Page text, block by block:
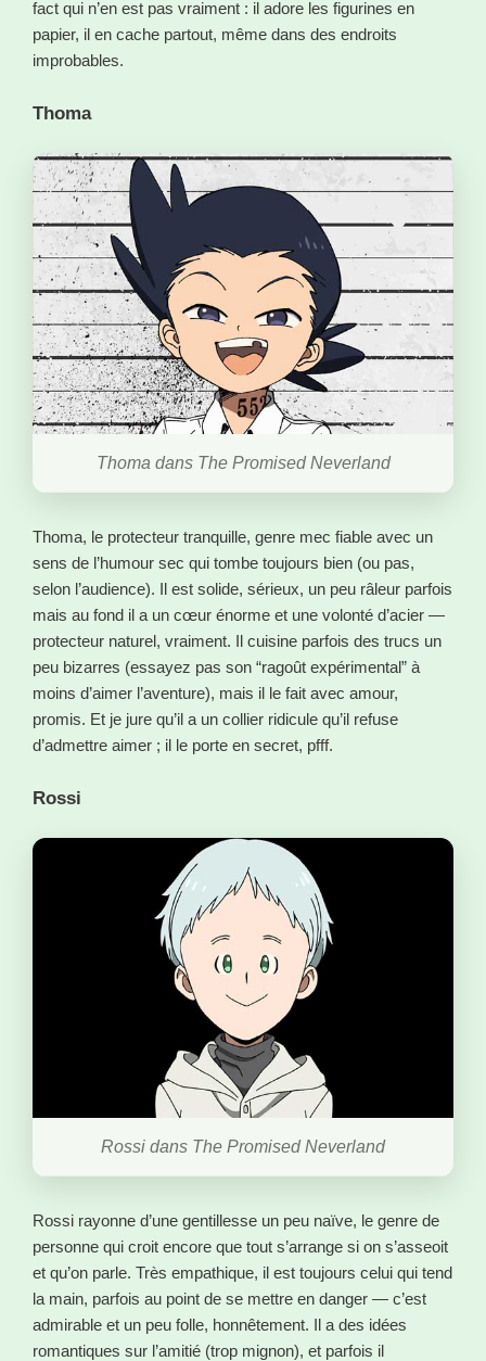
fact qui n’en est pas vraiment : il adore les figurines en
papier, il en cache partout, même dans des endroits
improbables.
Thoma
Thoma dans The Promised Neverland
Thoma, le protecteur tranquille, genre mec fiable avec un
sens de l’humour sec qui tombe toujours bien (ou pas,
selon l’audience). Il est solide, sérieux, un peu râleur parfois
mais au fond il a un cœur énorme et une volonté d’acier —
protecteur naturel, vraiment. Il cuisine parfois des trucs un
peu bizarres (essayez pas son “ragoût expérimental” à
moins d’aimer l’aventure), mais il le fait avec amour,
promis. Et je jure qu’il a un collier ridicule qu’il refuse
d’admettre aimer ; il le porte en secret, pfff.
Rossi
Rossi dans The Promised Neverland
Rossi rayonne d’une gentillesse un peu naïve, le genre de
personne qui croit encore que tout s’arrange si on s’asseoit
et qu’on parle. Très empathique, il est toujours celui qui tend
la main, parfois au point de se mettre en danger — c’est
admirable et un peu folle, honnêtement. Il a des idées
romantiques sur l’amitié (trop mignon), et parfois il